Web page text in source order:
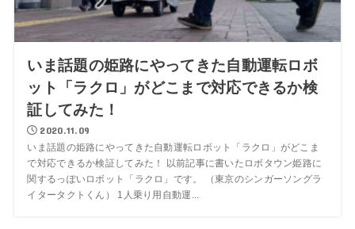
いま話題の姫路にやってきた自動運転ロボ
ット「ラクロ」がどこまで対応できるか検
証してみた！
2020.11.09
いま話題の姫路にやってきた自動運転ロボット「ラクロ」がどこま
で対応できるか検証してみた！ 以前記事に書いたロボタウン姫路に
関するっぽいロボット「ラクロ」です。 （東京のシンガーソングラ
イタータクトくん） 1人乗り用自動運...